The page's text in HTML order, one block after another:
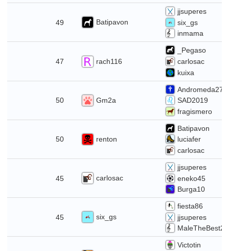
49
Batipavon
jjsuperes
six_gs
inmama
47
rach116
_Pegaso
carlosac
kuixa
50
Gm2a
Andromeda27
SAD2019
fragismero
50
renton
Batipavon
luciafer
carlosac
45
carlosac
jjsuperes
eneko45
Burga10
45
six_gs
fiesta86
jjsuperes
MaleTheBest2
Victotin